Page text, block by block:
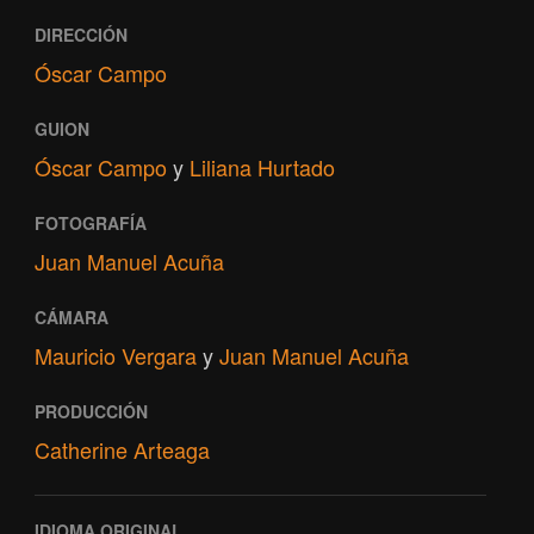
DIRECCIÓN
Óscar Campo
GUION
Óscar Campoy Liliana Hurtado
FOTOGRAFÍA
Juan Manuel Acuña
CÁMARA
Mauricio VergarayJuan Manuel Acuña
PRODUCCIÓN
Catherine Arteaga